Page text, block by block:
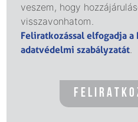
veszem, hogy
visszavonhatom.
Feliratkozással elfogadja a
adatvédelmi szabályzatát.